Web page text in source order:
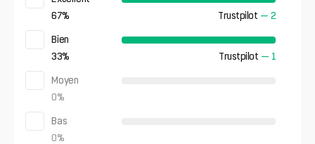
67% Trustpilot — 2
Bien
33% Trustpilot — 1
Moyen
0%
Bas
0%